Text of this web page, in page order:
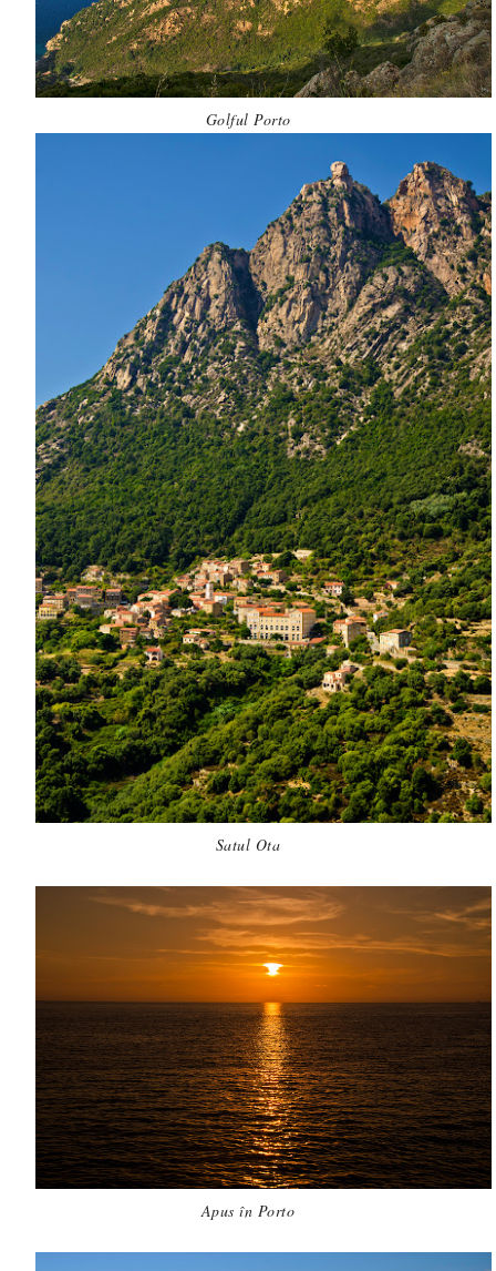
Golful Porto
Satul Ota
Apus în Porto